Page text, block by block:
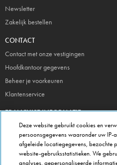
Newsletter
Zakelijk bestellen
CONTACT
Contact met onze vestigingen
Hoofdkantoor gegevens
Beheer je voorkeuren
Klantenservice
FRANCHISE INFORMATIE
Meld je direct aan!
Franchise Brochure
Veel gestelde vragen
Deze website gebruikt cookies en
persoonsgegevens waaronder uw IP-
afgeleide locatiegegevens, bezochte
website-gebruiksstatistieken. We
analyses, gepersonaliseerde